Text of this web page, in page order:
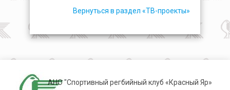
Вернуться в раздел «ТВ-проекты»
АНО "Спортивный регбийный клуб «Красный Яр»